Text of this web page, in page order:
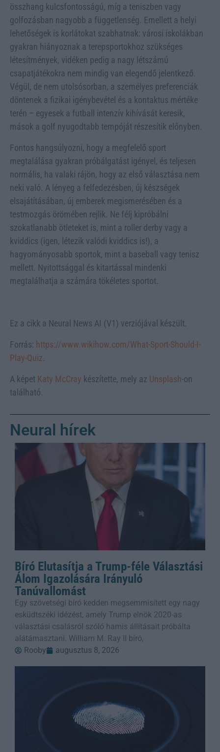
összhang kulcsfontosságú, míg a teniszben vagy
golfozásban nagyobb a függetlenség. Emellett a helyi
lehetőségek is korlátokat szabhatnak: városi iskolákban
gyakran hiányoznak a terepsportokhoz szükséges
létesítmények, vidéken pedig a nagy létszámú
csapatjátékokra nem mindig van elegendő jelentkező.
Végül, de nem utolsósorban, a személyes preferenciák
döntenek a fizikai igénybevétel és a kontaktus mértéke
terén – egyesek a futball intenzív kihívását keresik,
mások a golf nyugodtabb tempóját részesítik előnyben.
Fontos hangsúlyozni, hogy a megfelelő sport
megtalálása gyakran próbálgatást igényel, és teljesen
normális, ha valaki rájön, hogy az első választása nem
neki való. A lényeg a felfedezésben, új készségek
elsajátításában, új emberek megismerésében és a
testmozgás örömében rejlik. Ne félj kipróbálni
szokatlanabb ötleteket is, mint a roller derby vagy a
kviddics (igen, létezik valódi kviddics is!), a
hagyományosabb sportok, mint a baseball vagy tenisz
mellett. Nyitottsággal és kitartással mindenki
megtalálhatja a számára tökéletes sportot.
Ez a cikk a Neural News AI (V1) verziójával készült.
Forrás: https://www.wikihow.com/What-Sport-Should-I-
Play-Quiz.
A képet Katy McCray készítette, mely az Unsplash-on
található.
Neural hírek
Bíró Elutasítja a Trump-féle Választási
Álom Igazolására Irányuló
Tanúvallomást
Egy szövetségi bíró kedden megsemmisített egy nagy
esküdtszéki idézést, amely Trump elnök 2020-as
választási csalásról szóló hamis állításait próbálta
alátámasztani. William M. Ray II bíró,
Rooby
augusztus 8, 2026